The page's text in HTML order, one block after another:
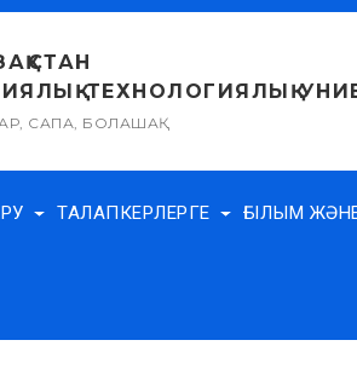
ТЕХНОЛОГИЯЛЫҚ
САПА, БОЛАШАҚ
ТАЛАПКЕРЛЕРГЕ ҒЫЛЫМ